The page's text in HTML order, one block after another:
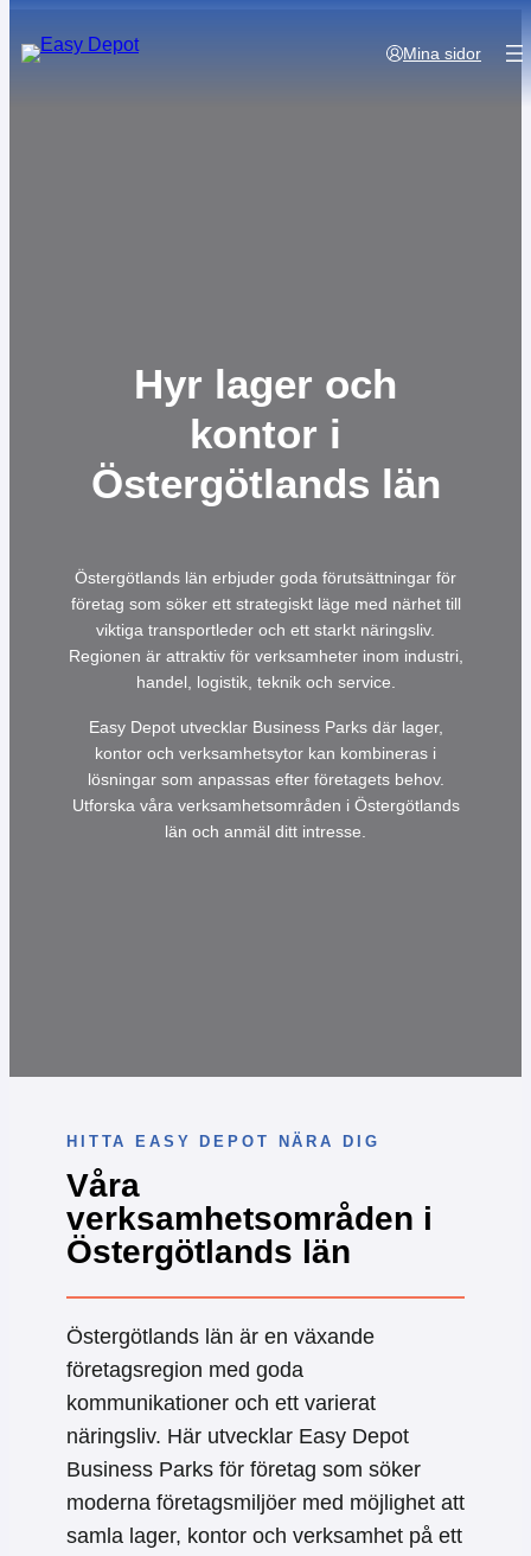
Mina sidor
Hyr lager och
kontor i
Östergötlands län
Östergötlands län erbjuder goda förutsättningar för
företag som söker ett strategiskt läge med närhet till
viktiga transportleder och ett starkt näringsliv.
Regionen är attraktiv för verksamheter inom industri,
handel, logistik, teknik och service.
Easy Depot utvecklar Business Parks där lager,
kontor och verksamhetsytor kan kombineras i
lösningar som anpassas efter företagets behov.
Utforska våra verksamhetsområden i Östergötlands
län och anmäl ditt intresse.
HITTA EASY DEPOT NÄRA DIG
Våra
verksamhetsområden i
Östergötlands län
Östergötlands län är en växande
företagsregion med goda
kommunikationer och ett varierat
näringsliv. Här utvecklar Easy Depot
Business Parks för företag som söker
moderna företagsmiljöer med möjlighet att
samla lager, kontor och verksamhet på ett